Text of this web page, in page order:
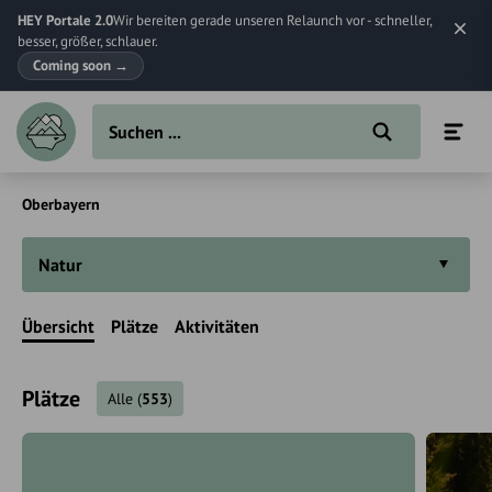
HEY Portale 2.0Wir bereiten gerade unseren Relaunch vor - schneller,
besser, größer, schlauer.
Coming soon →
Oberbayern
Natur
Übersicht Plätze Aktivitäten
Plätze Alle (553)